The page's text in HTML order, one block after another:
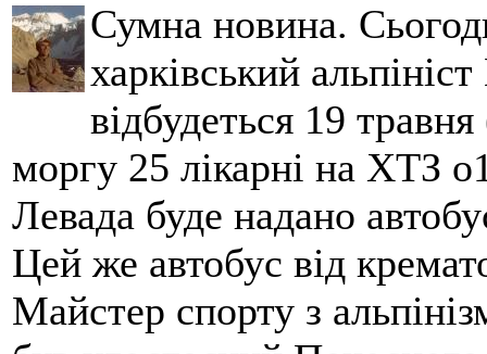
Сумна новина.
харківський
відбудеться 19
моргу 25 лікарні на ХТЗ
Левада буде надано
Цей же автобус від
Майстер спорту з